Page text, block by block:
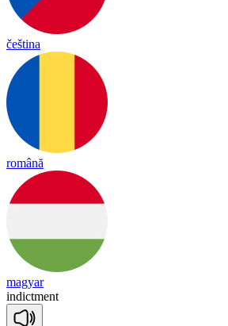
čeština
română
magyar
indictment